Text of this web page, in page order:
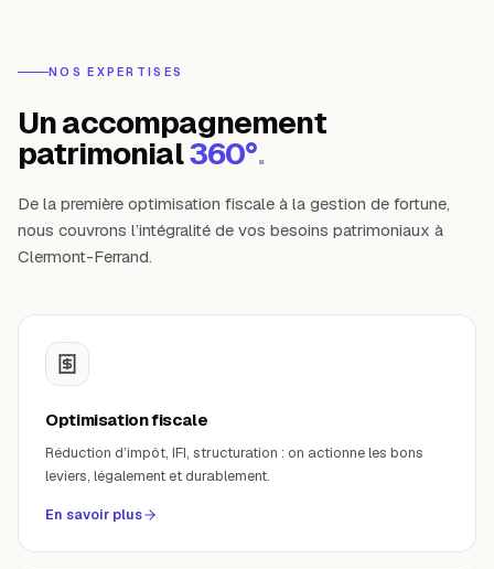
NOS EXPERTISES
Un accompagnement
patrimonial360°.
De la première optimisation fiscale à la gestion de fortune,
nous couvrons l’intégralité de vos besoins patrimoniaux à
Clermont-Ferrand.
Optimisation fiscale
Réduction d’impôt, IFI, structuration : on actionne les bons
leviers, légalement et durablement.
En savoir plus